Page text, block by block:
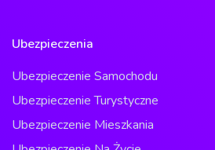
Ubezpieczenia
Ubezpieczenie Samochodu
Ubezpieczenie Turystyczne
Ubezpieczenie Mieszkania